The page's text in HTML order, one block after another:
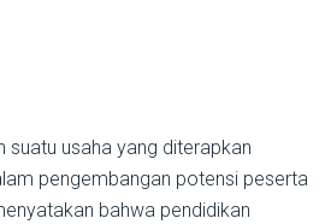
suatu usaha yang diterapkan
pengembangan potensi peserta
bahwa pendidikan